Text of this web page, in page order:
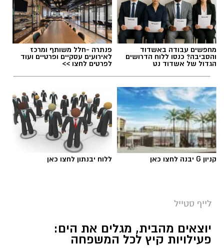
מחפשים עבודה באשדוד
והסביבה? כנסו ללוח הדרושים
הגדול של אשדוד נט
פנתרה -חלל משותף ומרכז
לאירועים עסקיים ופרטיים ועוד
לפרטים לחצו >>
קניון G יבנה לחצו כאן ללוח יבנתון לחצו כאן
לייף סטייל
יוצאים מהבית, מגלים את הים:
פעילויות קיץ לכל המשפחה